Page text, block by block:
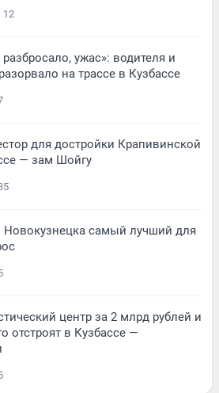
12
ужас»: водителя и
на трассе в Кузбассе
для достройки Крапивинской
— зам Шойгу
Новокузнецка самый лучший для
центр за 2 млрд рублей и
отстроят в Кузбассе —